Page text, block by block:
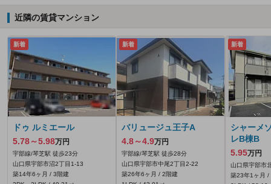
近隣の賃貸マンション
新着
ドゥ ルミエール
5.78～5.98万円
宇部線/琴芝駅 徒歩23分
山口県宇部市沼2丁目1-13
築14年6ヶ月 / 3階建
新着
バリュージュ王子A
4.8～4.9万円
宇部線/琴芝駅 徒歩28分
山口県宇部市中尾2丁目2-22
築26年6ヶ月 / 2階建
新着
シャーメ
レB棟B
5.95万円
山口県宇部市
築23年1ヶ月 /